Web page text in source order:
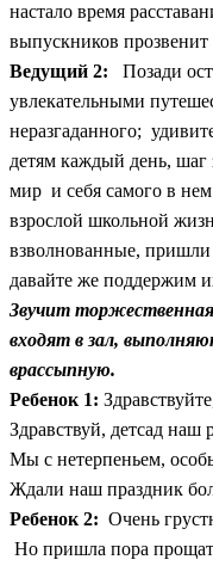
настало время
выпускников
Ведущий 2:
Позади
увлекательными
неразгаданного;
детям каждый день,
мир и себя самого в
взрослой школьной
взволнованные,
давайте же поддержим
Звучит
входят в зал,
врассыпную.
Ребенок 1:
Здравствуй, детсад наш
Мы с нетерпеньем,
Ждали наш праздник
Ребенок 2: Очень
Но пришла пора